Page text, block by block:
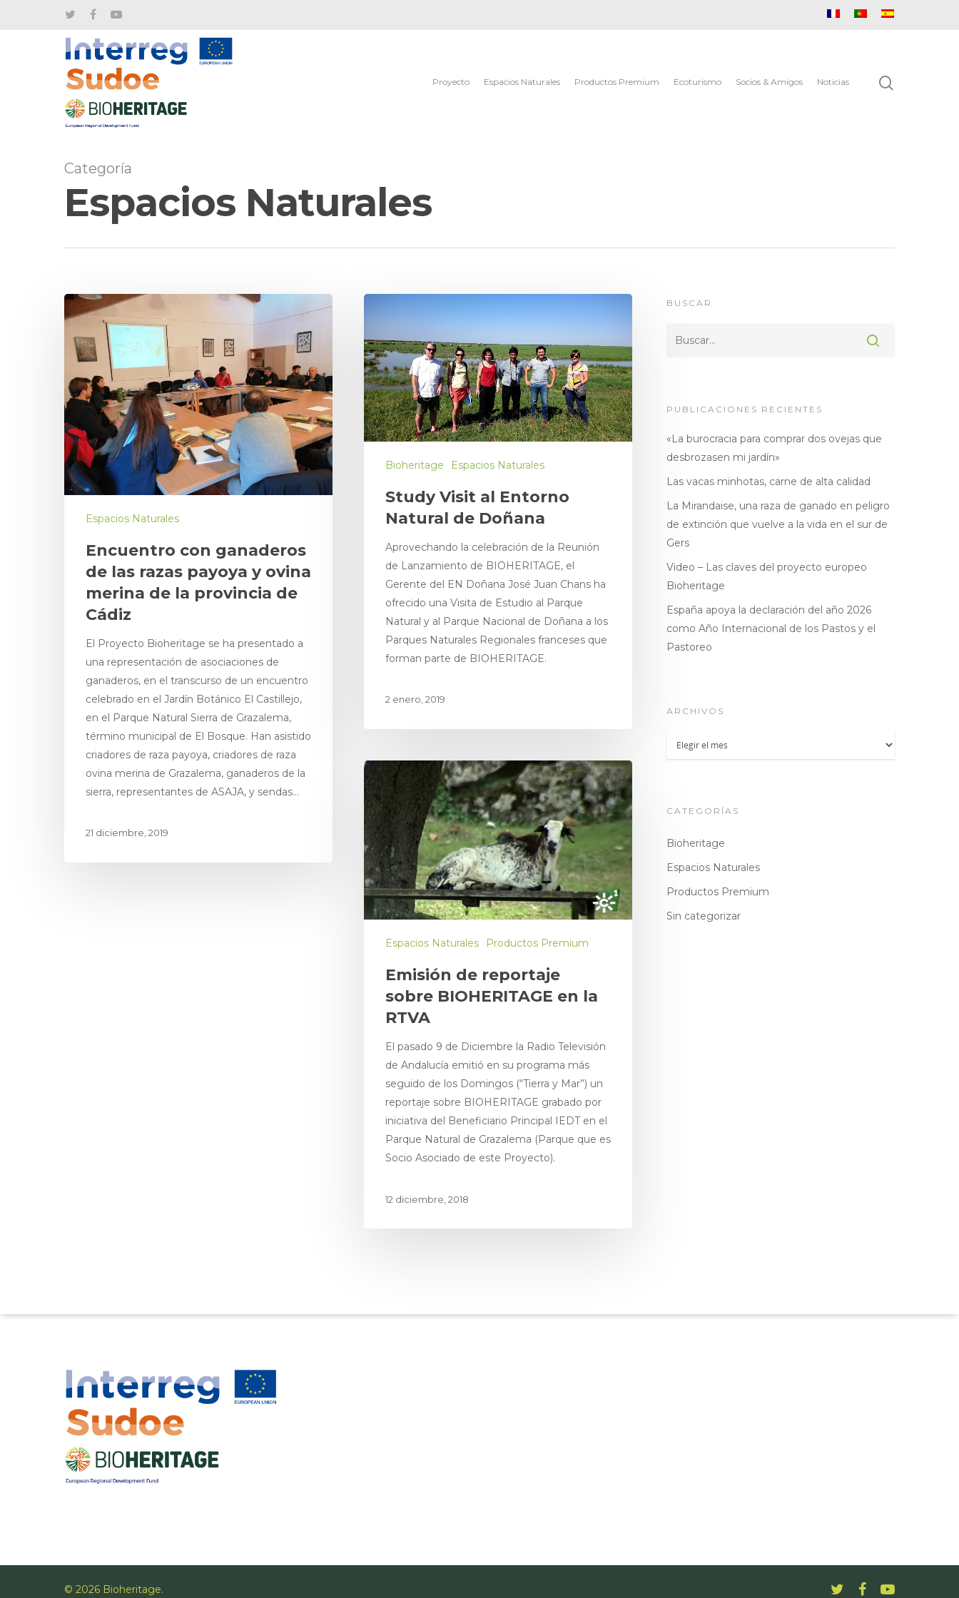
Escriba los términos de búsqueda y pulse ENTER
Proyecto Espacios Naturales Productos Premium Ecoturismo Socios & Amigos Noticias
Categoría
Espacios Naturales
Espacios Naturales
Encuentro con ganaderos
de las razas payoya y ovina
merina de la provincia de
Cádiz
El Proyecto Bioheritage se ha presentado a
una representación de asociaciones de
ganaderos, en el transcurso de un encuentro
celebrado en el Jardín Botánico El Castillejo,
en el Parque Natural Sierra de Grazalema,
término municipal de El Bosque. Han asistido
criadores de raza payoya, criadores de raza
ovina merina de Grazalema, ganaderos de la
sierra, representantes de ASAJA, y sendas…
21 diciembre, 2019
Bioheritage Espacios Naturales
Study Visit al Entorno
Natural de Doñana
Aprovechando la celebración de la Reunión
de Lanzamiento de BIOHERITAGE, el
Gerente del EN Doñana José Juan Chans ha
ofrecido una Visita de Estudio al Parque
Natural y al Parque Nacional de Doñana a los
Parques Naturales Regionales franceses que
forman parte de BIOHERITAGE.
2 enero, 2019
Espacios Naturales Productos Premium
Emisión de reportaje
sobre BIOHERITAGE en la
RTVA
El pasado 9 de Diciembre la Radio Televisión
de Andalucía emitió en su programa más
seguido de los Domingos (“Tierra y Mar”) un
reportaje sobre BIOHERITAGE grabado por
iniciativa del Beneficiario Principal IEDT en el
Parque Natural de Grazalema (Parque que es
Socio Asociado de este Proyecto).
12 diciembre, 2018
BUSCAR
PUBLICACIONES RECIENTES
«La burocracia para comprar dos ovejas que
desbrozasen mi jardín»
Las vacas minhotas, carne de alta calidad
La Mirandaise, una raza de ganado en peligro
de extinción que vuelve a la vida en el sur de
Gers
Video – Las claves del proyecto europeo
Bioheritage
España apoya la declaración del año 2026
como Año Internacional de los Pastos y el
Pastoreo
ARCHIVOS
Archivos
CATEGORÍAS
Bioheritage
Espacios Naturales
Productos Premium
Sin categorizar
© 2026 Bioheritage.